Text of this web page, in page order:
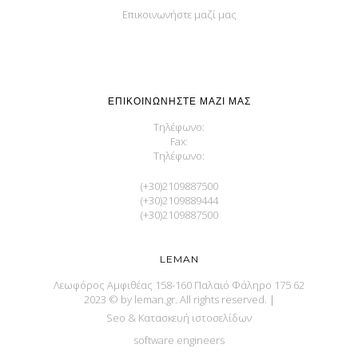
Επικοινωνήστε μαζί μας
ΕΠΙΚΟΙΝΩΝΉΣΤΕ ΜΑΖΊ ΜΑΣ
Τηλέφωνο:
Fax:
Τηλέφωνο:
(+30)2109887500
(+30)2109889444
(+30)2109887500
LEMAN
Λεωφόρος Αμφιθέας 158-160 Παλαιό Φάληρο 175 62
2023 © by leman.gr. All rights reserved. |
Seo & Κατασκευή ιστοσελίδων
software engineers